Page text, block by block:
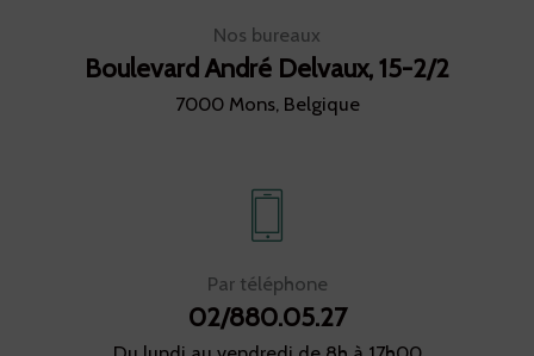
Nos bureaux
Boulevard André Delvaux, 15-2/2
7000 Mons, Belgique
Par téléphone
02/880.05.27